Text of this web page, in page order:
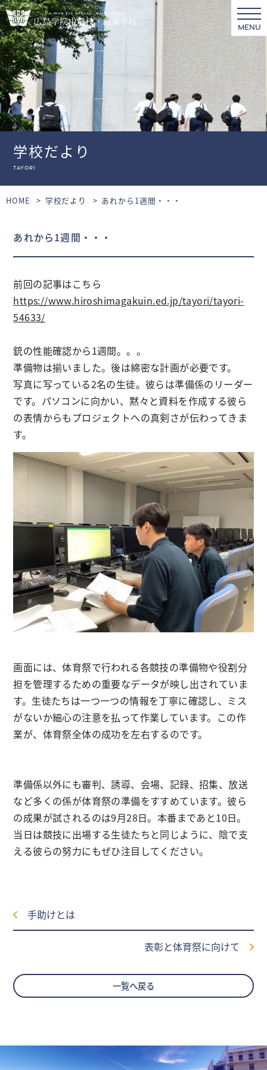
MENU
学校だより
tayori
HOME 学校だより あれから1週間・・・
あれから1週間・・・
前回の記事はこちら
https://www.hiroshimagakuin.ed.jp/tayori/tayori-
54633/
銃の性能確認から1週間。。。
準備物は揃いました。後は綿密な計画が必要です。
写真に写っている2名の生徒。彼らは準備係のリーダー
です。パソコンに向かい、黙々と資料を作成する彼ら
の表情からもプロジェクトへの真剣さが伝わってきま
す。
画面には、体育祭で行われる各競技の準備物や役割分
担を管理するための重要なデータが映し出されていま
す。生徒たちは一つ一つの情報を丁寧に確認し、ミス
がないか細心の注意を払って作業しています。この作
業が、体育祭全体の成功を左右するのです。
準備係以外にも審判、誘導、会場、記録、招集、放送
など多くの係が体育祭の準備をすすめています。彼ら
の成果が試されるのは9月28日。本番まであと10日。
当日は競技に出場する生徒たちと同じように、陰で支
える彼らの努力にもぜひ注目してください。
手助けとは
表彰と体育祭に向けて
一覧へ戻る